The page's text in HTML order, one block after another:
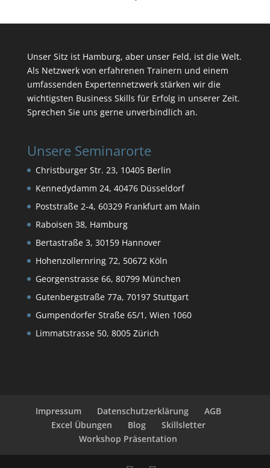
Unser Sitz ist Hamburg, aber unser Feld, ist die Welt.
Als Netzwerk von erfahrenen Trainern und einem
umfassenden Expertennetzwerk stärken wir die
wichtigsten Business Skills für Erfolg in unserer Zeit.
Sprechen Sie uns gerne unverbindlich an.
Unsere Seminarorte
Christburger Str. 23, 10405 Berlin
Kennedydamm 24, 40476 Düsseldorf
Poststraße 2-4, 60329 Frankfurt am Main
Raboisen 38, Hamburg
Bertastraße 3, 30159 Hannover
Hohenzollernring 72, 50672 Köln
Georgenstrasse 66, 80799 München
Gutenbergstraße 77a, 70197 Stuttgart
Gumpendorfer Straße 65/1, Wien 1060
Limmatstrasse 50, 8005 Zürich
Impressum Datenschutzerklärung
AGB
Excel Übungen
Blog
Skillsletter
Workshop Präsentation